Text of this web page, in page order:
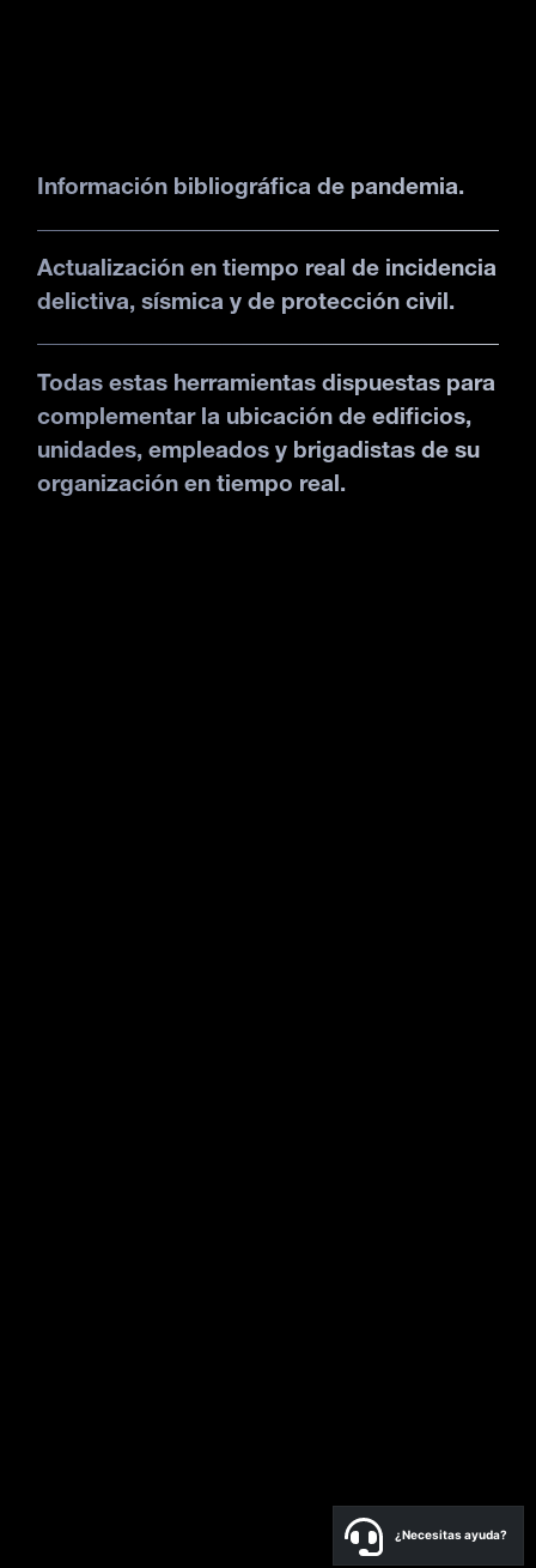
Información bibliográfica de pandemia.
Actualización en tiempo real de incidencia
delictiva, sísmica y de protección civil.
Todas estas herramientas dispuestas para
complementar la ubicación de edificios,
unidades, empleados y brigadistas de su
organización en tiempo real.
¿Necesitas ayuda?